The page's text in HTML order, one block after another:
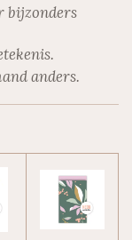
bijzonders
anders.